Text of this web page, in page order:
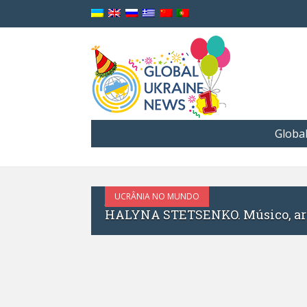
UCRÂNIA NO MUNDO